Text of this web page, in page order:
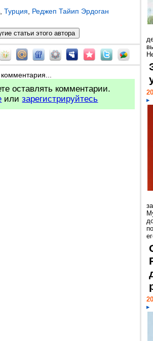
Турция Реджеп Тайип Эрдоган
оставлять комментарии.
илизарегистрируйтесь